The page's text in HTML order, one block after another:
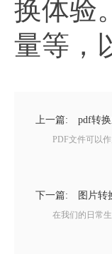
换体验
量等，
上一篇: pdf转
PDF文件可以作
下一篇: 图片转
在我们的日常生